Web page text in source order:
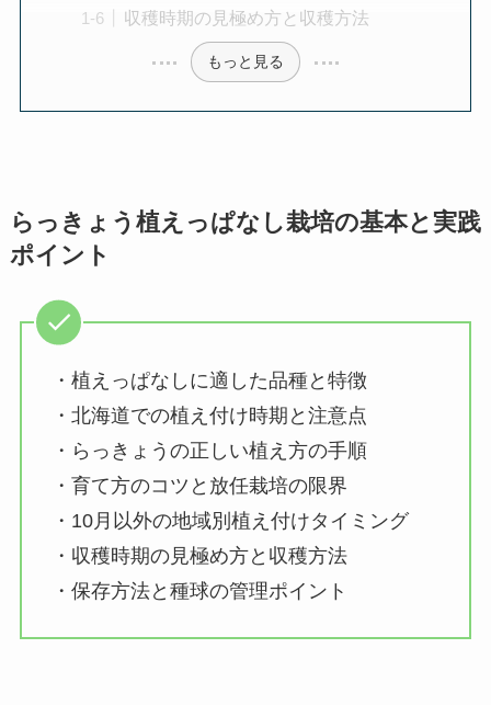
収穫時期の見極め方と収穫方法
もっと見る
らっきょう植えっぱなし栽培の基本と実践
ポイント
・植えっぱなしに適した品種と特徴
・北海道での植え付け時期と注意点
・らっきょうの正しい植え方の手順
・育て方のコツと放任栽培の限界
・10月以外の地域別植え付けタイミング
・収穫時期の見極め方と収穫方法
・保存方法と種球の管理ポイント